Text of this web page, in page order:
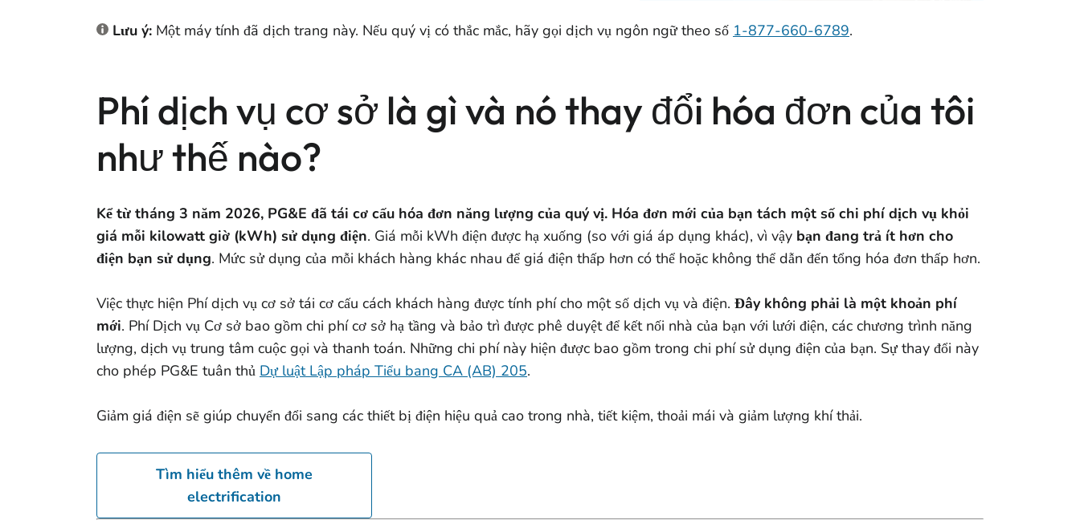
Lưu ý: Một máy tính đã dịch trang này. Nếu quý vị có thắc mắc, hãy gọi dịch vụ ngôn ngữ theo số 1-877-660-6789.
Phí dịch vụ cơ sở là gì và nó thay đổi hóa đơn của tôi
như thế nào?
Kể từ tháng 3 năm 2026, PG&E đã tái cơ cấu hóa đơn năng lượng của quý vị. Hóa đơn mới của bạn tách một số chi phí dịch vụ khỏi
giá mỗi kilowatt giờ (kWh) sử dụng điện. Giá mỗi kWh điện được hạ xuống (so với giá áp dụng khác), vì vậy bạn đang trả ít hơn cho
điện bạn sử dụng. Mức sử dụng của mỗi khách hàng khác nhau để giá điện thấp hơn có thể hoặc không thể dẫn đến tổng hóa đơn thấp hơn.
Việc thực hiện Phí dịch vụ cơ sở tái cơ cấu cách khách hàng được tính phí cho một số dịch vụ và điện. Đây không phải là một khoản phí
mới. Phí Dịch vụ Cơ sở bao gồm chi phí cơ sở hạ tầng và bảo trì được phê duyệt để kết nối nhà của bạn với lưới điện, các chương trình năng
lượng, dịch vụ trung tâm cuộc gọi và thanh toán. Những chi phí này hiện được bao gồm trong chi phí sử dụng điện của bạn. Sự thay đổi này
cho phép PG&E tuân thủ Dự luật Lập pháp Tiểu bang CA (AB) 205.
Giảm giá điện sẽ giúp chuyển đổi sang các thiết bị điện hiệu quả cao trong nhà, tiết kiệm, thoải mái và giảm lượng khí thải.
Tìm hiểu thêm về home
electrification